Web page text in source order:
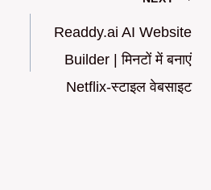
Readdy.ai AI Website
Builder | मिनटों में बनाएं
Netflix-स्टाइल वेबसाइट